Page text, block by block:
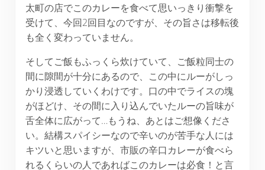
太町の店でこのカレーを食べて思いっきり衝撃を
受けて、今回2回目なのですが、その旨さは移転後
も全く変わっていません。
そしてご飯もふっくら炊けていて、ご飯粒同士の
間に隙間が十分にあるので、この中にルーがしっ
かり浸透していくわけです。口の中でライスの塊
がほどけ、その間に入り込んでいたルーの旨味が
舌全体に広がって…もうね、あとはご想像くださ
い。結構スパイシーなので辛いのが苦手な人には
キツいと思いますが、市販の辛口カレーが食べら
れるくらいの人であればこのカレーは必食！と言